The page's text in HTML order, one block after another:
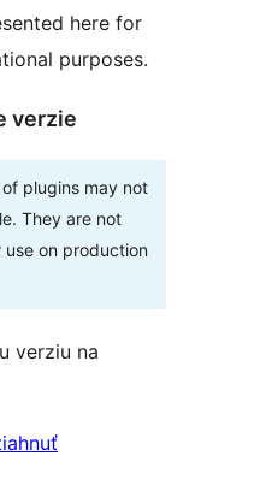
here for
purposes.
verzie
plugins may not
They are not
on production
verziu na